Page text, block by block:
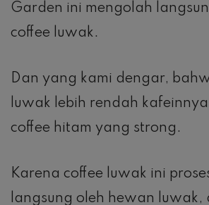
Garden ini mengolah
coffee luwak.
Dan yang kami dengar,
luwak lebih rendah
coffee hitam yang strong.
Karena coffee luwak ini
langsung oleh hewan luwak,